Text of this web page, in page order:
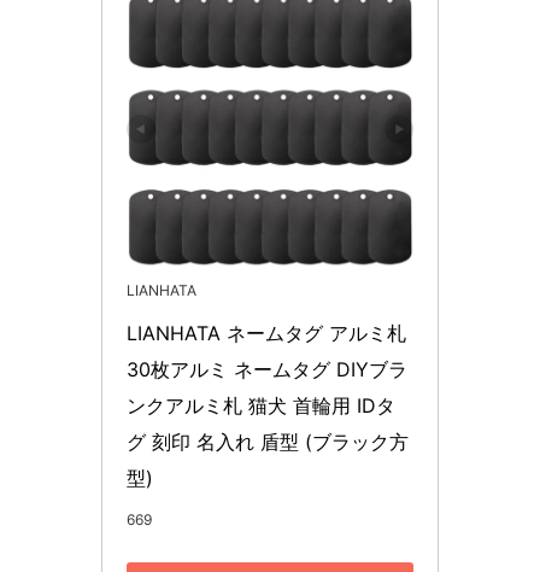
LIANHATA
LIANHATA ネームタグ アルミ札
30枚アルミ ネームタグ DIYブラ
ンクアルミ札 猫犬 首輪用 IDタ
グ 刻印 名入れ 盾型 (ブラック方
型)
669